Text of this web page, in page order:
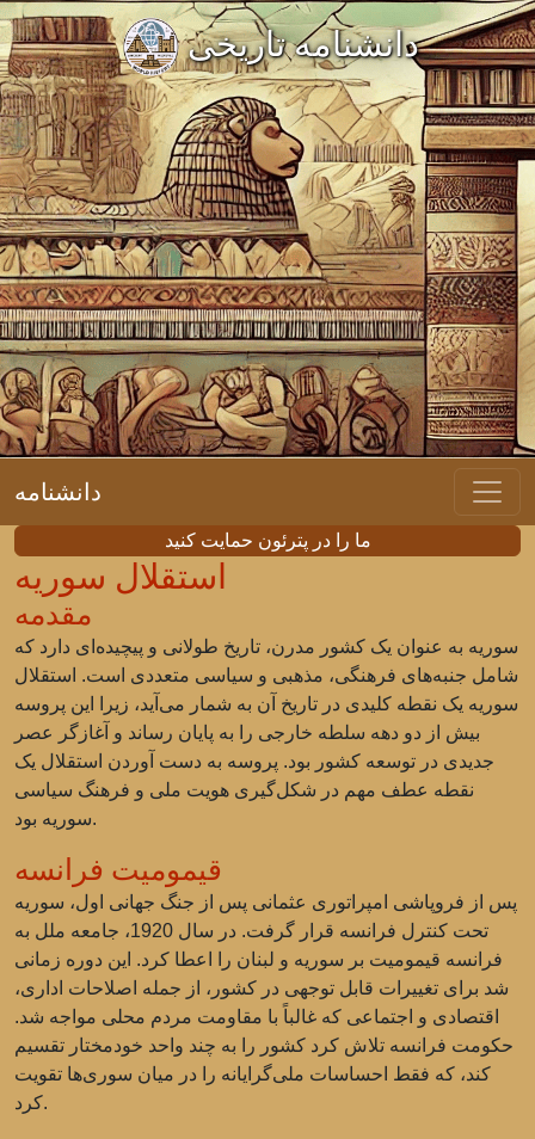
دانشنامه تاریخی
دانشنامه
ما را در پترئون حمایت کنید
استقلال سوریه
مقدمه
سوریه به عنوان یک کشور مدرن، تاریخ طولانی و پیچیده‌ای دارد که
شامل جنبه‌های فرهنگی، مذهبی و سیاسی متعددی است. استقلال
سوریه یک نقطه کلیدی در تاریخ آن به شمار می‌آید، زیرا این پروسه
بیش از دو دهه سلطه خارجی را به پایان رساند و آغازگر عصر
جدیدی در توسعه کشور بود. پروسه به دست آوردن استقلال یک
نقطه عطف مهم در شکل‌گیری هویت ملی و فرهنگ سیاسی
سوریه بود.
قیمومیت فرانسه
پس از فروپاشی امپراتوری عثمانی پس از جنگ جهانی اول، سوریه
تحت کنترل فرانسه قرار گرفت. در سال 1920، جامعه ملل به
فرانسه قیمومیت بر سوریه و لبنان را اعطا کرد. این دوره زمانی
شد برای تغییرات قابل توجهی در کشور، از جمله اصلاحات اداری،
اقتصادی و اجتماعی که غالباً با مقاومت مردم محلی مواجه شد.
حکومت فرانسه تلاش کرد کشور را به چند واحد خودمختار تقسیم
کند، که فقط احساسات ملی‌گرایانه را در میان سوری‌ها تقویت
کرد.